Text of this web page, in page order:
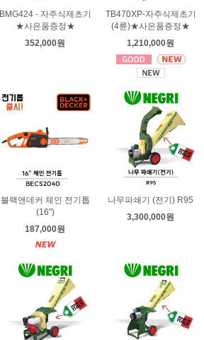
BMG424 - 자주식제초기
★사은품증정★
352,000원
TB470XP-자주식제초기
(4륜)★사은품증정★
1,210,000원
블랙앤데커 체인 전기톱
(16")
187,000원
나무파쇄기 (전기) R95
3,300,000원